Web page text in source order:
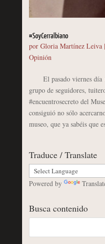
#SoyCerralbiano
por Gloria Martínez Leiva|
Opinión
El pasado viernes día
grupo de seguidores,
#encuentrosecreto del
consiguió no sólo
museo, que ya sabéis que
Traduce / Translate
Powered by
Busca contenido